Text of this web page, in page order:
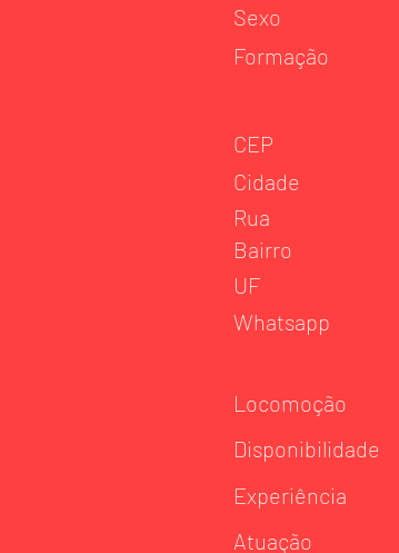
Sexo
Formação
CEP
Cidade
Rua
Bairro
UF
Whatsapp
Locomoção
Disponibilidade
Experiência
Atuação